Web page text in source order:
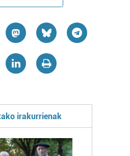
irakurrienak